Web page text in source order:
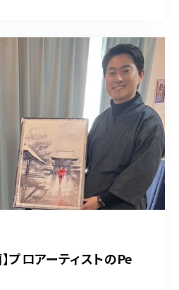
プロアーティストのPe
ッスンの申込み
ご依頼 作品購入